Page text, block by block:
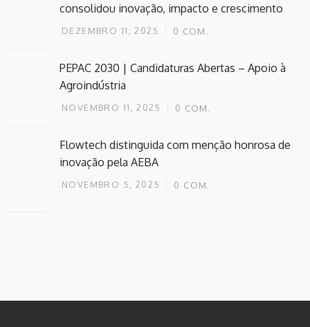
consolidou inovação, impacto e crescimento
DEZEMBRO 11, 2025 0 COM.
PEPAC 2030 | Candidaturas Abertas – Apoio à
Agroindústria
NOVEMBRO 11, 2025 0 COM.
Flowtech distinguida com menção honrosa de
inovação pela AEBA
NOVEMBRO 5, 2025 0 COM.